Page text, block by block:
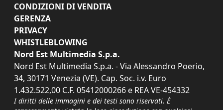
CONDIZIONI DI VENDITA
GERENZA
PRIVACY
WHISTLEBLOWING
Nord Est Multimedia S.p.a.
Nord Est Multimedia S.p.a. - Via Alessandro Poerio,
34, 30171 Venezia (VE). Cap. Soc. i.v. Euro
1.432.522,00 C.F. 05412000266 e REA VE-454332
I diritti delle immagini e dei testi sono riservati. È